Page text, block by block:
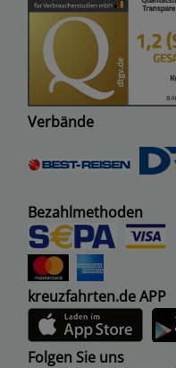
Verbände
Bezahlmethoden
kreuzfahrten.de APP
Folgen Sie uns